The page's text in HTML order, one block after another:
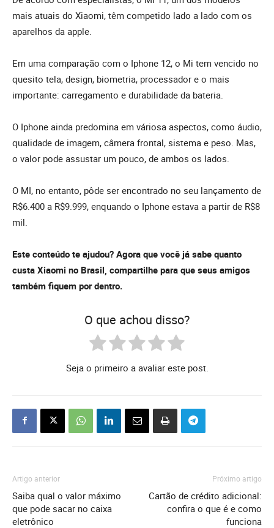
mais atuais do Xiaomi, têm competido lado a lado com os
aparelhos da apple.
Em uma comparação com o Iphone 12, o Mi tem vencido no
quesito tela, design, biometria, processador e o mais
importante: carregamento e durabilidade da bateria.
O Iphone ainda predomina em váriosa aspectos, como áudio,
qualidade de imagem, câmera frontal, sistema e peso. Mas,
o valor pode assustar um pouco, de ambos os lados.
O MI, no entanto, pôde ser encontrado no seu lançamento de
R$6.400 a R$9.999, enquando o Iphone estava a partir de R$8
mil.
Este conteúdo te ajudou? Agora que você já sabe quanto
custa Xiaomi no Brasil, compartilhe para que seus amigos
também fiquem por dentro.
O que achou disso?
Seja o primeiro a avaliar este post.
Artigo anterior
Saiba qual o valor máximo
que pode sacar no caixa
eletrônico
Próximo artigo
Cartão de crédito adicional:
confira o que é e como
funciona